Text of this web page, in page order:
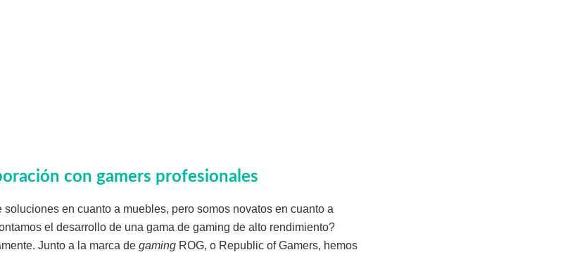
con gamers profesionales
en cuanto a muebles, pero somos novatos en cuanto a
el desarrollo de una gama de gaming de alto rendimiento?
Junto a la marca de gaming ROG, o Republic of Gamers, hemos